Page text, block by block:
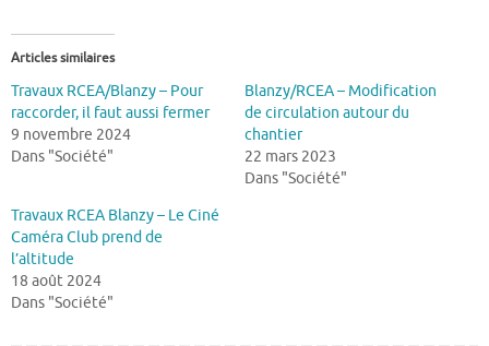
Articles similaires
Travaux RCEA/Blanzy – Pour
raccorder, il faut aussi fermer
9 novembre 2024
Dans "Société"
Blanzy/RCEA – Modification
de circulation autour du
chantier
22 mars 2023
Dans "Société"
Travaux RCEA Blanzy – Le Ciné
Caméra Club prend de
l’altitude
18 août 2024
Dans "Société"